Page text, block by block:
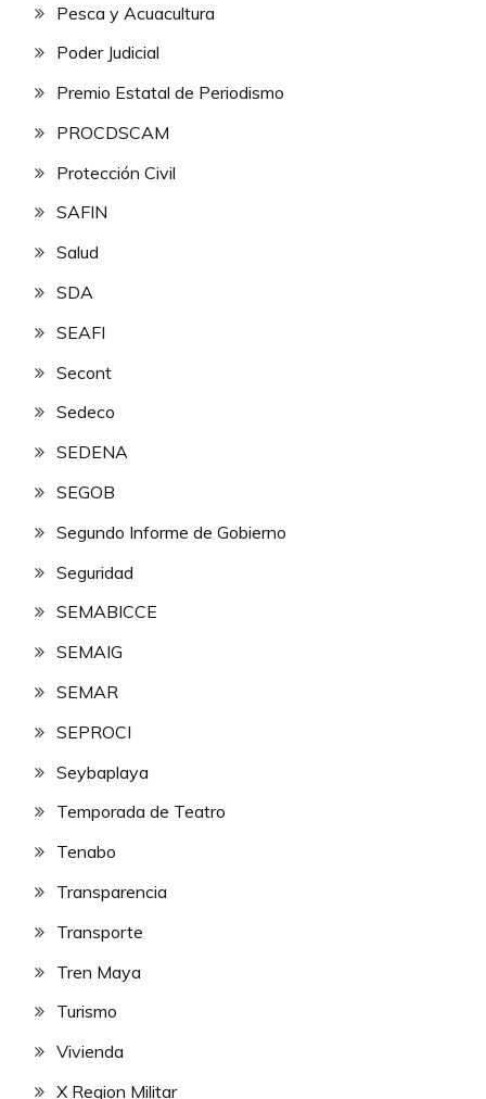
Pesca y Acuacultura
Poder Judicial
Premio Estatal de Periodismo
PROCDSCAM
Protección Civil
SAFIN
Salud
SDA
SEAFI
Secont
Sedeco
SEDENA
SEGOB
Segundo Informe de Gobierno
Seguridad
SEMABICCE
SEMAIG
SEMAR
SEPROCI
Seybaplaya
Temporada de Teatro
Tenabo
Transparencia
Transporte
Tren Maya
Turismo
Vivienda
X Region Militar